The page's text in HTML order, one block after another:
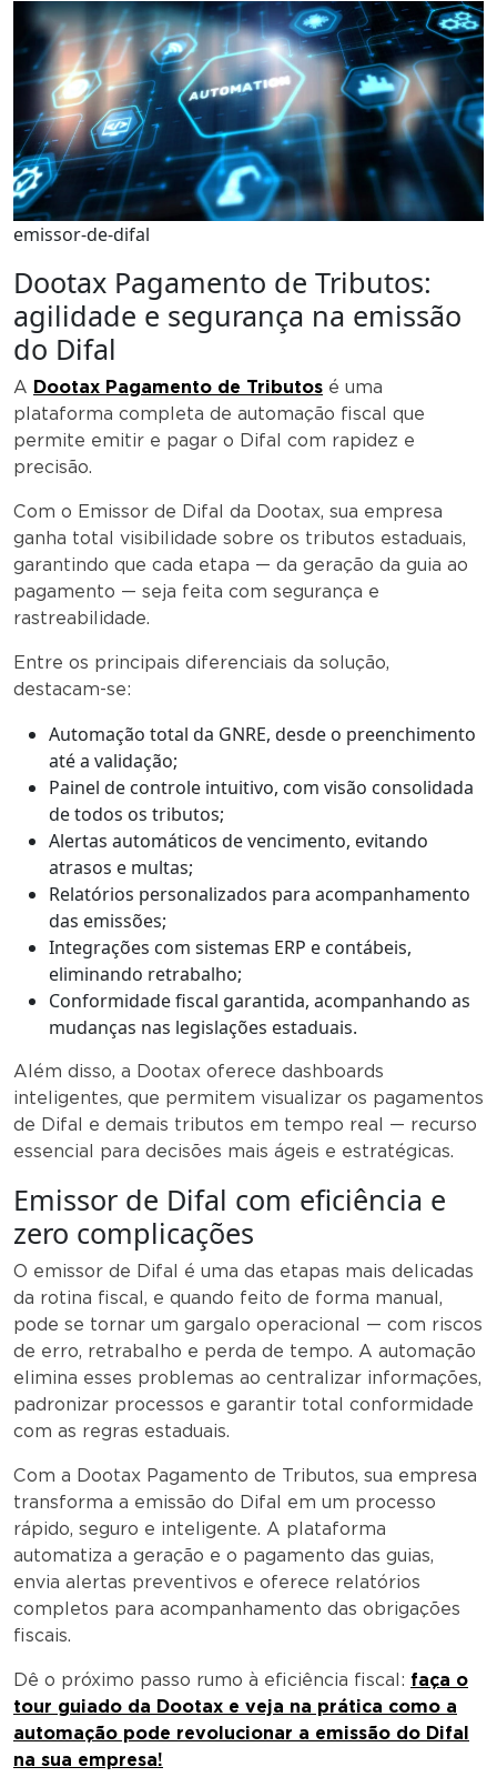
emissor-de-difal
Dootax Pagamento de Tributos:
agilidade e segurança na emissão
do Difal
A Dootax Pagamento de Tributos é uma
plataforma completa de automação fiscal que
permite emitir e pagar o Difal com rapidez e
precisão.
Com o Emissor de Difal da Dootax, sua empresa
ganha total visibilidade sobre os tributos estaduais,
garantindo que cada etapa — da geração da guia ao
pagamento — seja feita com segurança e
rastreabilidade.
Entre os principais diferenciais da solução,
destacam-se:
Automação total da GNRE, desde o preenchimento
até a validação;
Painel de controle intuitivo, com visão consolidada
de todos os tributos;
Alertas automáticos de vencimento, evitando
atrasos e multas;
Relatórios personalizados para acompanhamento
das emissões;
Integrações com sistemas ERP e contábeis,
eliminando retrabalho;
Conformidade fiscal garantida, acompanhando as
mudanças nas legislações estaduais.
Além disso, a Dootax oferece dashboards
inteligentes, que permitem visualizar os pagamentos
de Difal e demais tributos em tempo real — recurso
essencial para decisões mais ágeis e estratégicas.
Emissor de Difal com eficiência e
zero complicações
O emissor de Difal é uma das etapas mais delicadas
da rotina fiscal, e quando feito de forma manual,
pode se tornar um gargalo operacional — com riscos
de erro, retrabalho e perda de tempo. A automação
elimina esses problemas ao centralizar informações,
padronizar processos e garantir total conformidade
com as regras estaduais.
Com a Dootax Pagamento de Tributos, sua empresa
transforma a emissão do Difal em um processo
rápido, seguro e inteligente. A plataforma
automatiza a geração e o pagamento das guias,
envia alertas preventivos e oferece relatórios
completos para acompanhamento das obrigações
fiscais.
Dê o próximo passo rumo à eficiência fiscal: faça o
tour guiado da Dootax e veja na prática como a
automação pode revolucionar a emissão do Difal
na sua empresa!